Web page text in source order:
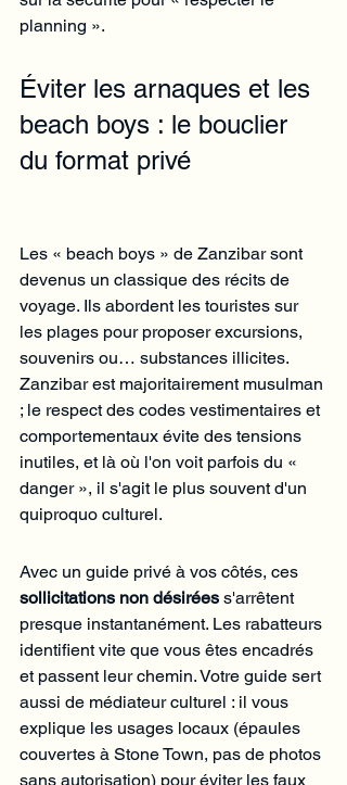
planning ».
Éviter les arnaques et les
beach boys : le bouclier
du format privé
Les « beach boys » de Zanzibar sont
devenus un classique des récits de
voyage. Ils abordent les touristes sur
les plages pour proposer excursions,
souvenirs ou… substances illicites.
Zanzibar est majoritairement musulman
; le respect des codes vestimentaires et
comportementaux évite des tensions
inutiles, et là où l'on voit parfois du «
danger », il s'agit le plus souvent d'un
quiproquo culturel.
Avec un guide privé à vos côtés, ces
sollicitations non désirées s'arrêtent
presque instantanément. Les rabatteurs
identifient vite que vous êtes encadrés
et passent leur chemin. Votre guide sert
aussi de médiateur culturel : il vous
explique les usages locaux (épaules
couvertes à Stone Town, pas de photos
sans autorisation) pour éviter les faux